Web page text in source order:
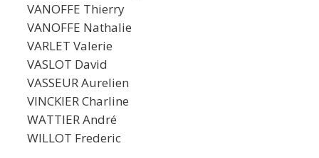
VANOFFE Thierry
VANOFFE Nathalie
VARLET Valerie
VASLOT David
VASSEUR Aurelien
VINCKIER Charline
WATTIER André
WILLOT Frederic